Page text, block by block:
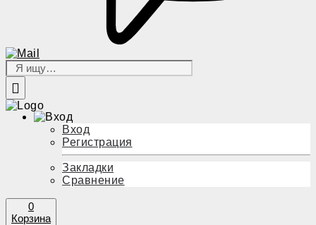
Вход
Регистрация
Закладки
Сравнение
0
Корзина